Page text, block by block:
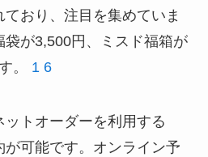
おり、注目を集めていま
が3,500円、ミスド福箱が
。 1 6
トオーダーを利用する
可能です。オンライン予